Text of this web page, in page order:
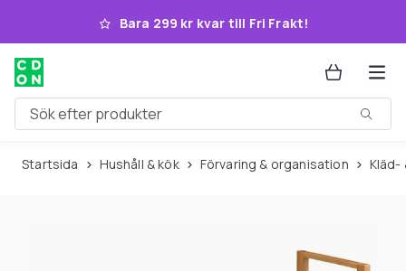
Hoppa till huvudinnehållet
Bara 299 kr kvar till Fri Frakt!
Sök efter produkter
Startsida Hushåll & kök Förvaring & organisation